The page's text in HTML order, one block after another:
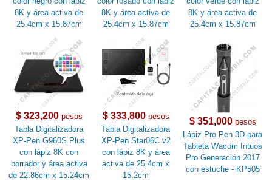
8K y área activa de
25.4cm x 15.87cm
8K y área activa de
25.4cm x 15.87cm
8K y área activa de
25.4cm x 15.87cm
$ 323,200pesos
Tabla Digitalizadora
XP-Pen G960S Plus
con lápiz 8K con
borrador y área activa
de 22.86cm x 15.24cm
$ 333,800pesos
Tabla Digitalizadora
XP-Pen Star06C v2
con lápiz 8K y área
activa de 25.4cm x
15.2cm
$ 351,000pesos
Lápiz Pro Pen 3D para
Tableta Wacom Intuos
Pro Generación 2017
con estuche - KP505